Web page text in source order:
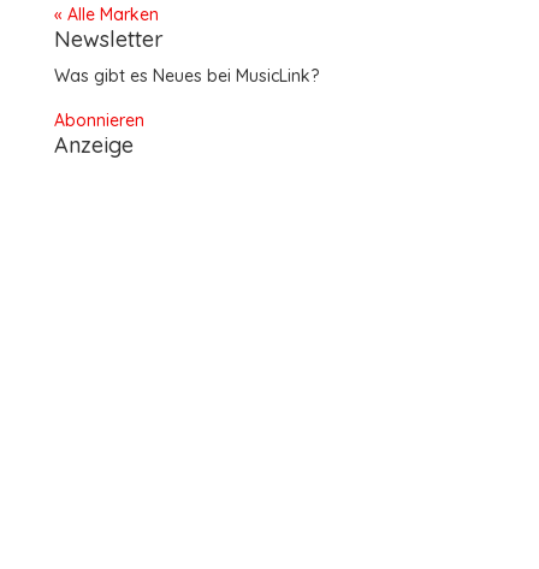
« Alle Marken
Newsletter
Was gibt es Neues bei MusicLink?
Abonnieren
Anzeige